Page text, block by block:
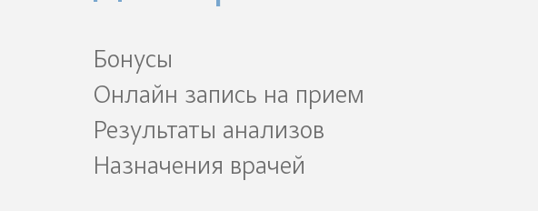
Бонусы
Онлайн запись на прием
Результаты анализов
Назначения врачей